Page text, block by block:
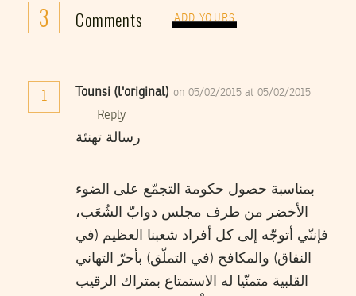
3 Comments ADD YOURS
1 Tounsi (l'original) on 05/02/2015 at 05/02/2015
Reply
رسالة تهنئة
بمناسبة حصول حكومة التجمّع على الضوء
الأخضر من طرف مجلس دوابّ الشُعَب،
فإننّي أتوجّه إلى كل أفراد شعبنا العظيم (في
النفاق) والمكافح (في التملّق) بأحرّ التهاني
القلبية متمنّيا له الاستمتاع بمتراك الرقيب